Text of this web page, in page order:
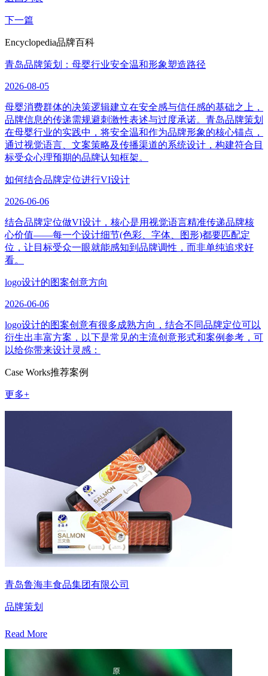
下一篇
Encyclopedia品牌百科
青岛品牌策划：母婴行业安全温和形象塑造路径
2026-08-05
母婴消费群体的决策逻辑建立在安全感与信任感的基础之上，
品牌信息的传递需规避刺激性表述与过度承诺。青岛品牌策划
在母婴行业的实践中，将安全温和作为品牌形象的核心锚点，
通过视觉语言、文案策略及传播渠道的系统设计，构建符合目
标受众心理预期的品牌认知框架。
如何结合品牌定位进行VI设计
2026-06-06
结合品牌定位做VI设计，核心是用视觉语言精准传递品牌核
心价值——每一个设计细节(色彩、字体、图形)都要匹配定
位，让目标受众一眼就能感知到品牌调性，而非单纯追求好
看。
logo设计的图案创意方向
2026-06-06
logo设计的图案创意有很多成熟方向，结合不同品牌定位可以
衍生出丰富方案，以下是常见的主流创意形式和案例参考，可
以给你带来设计灵感：
Case Works推荐案例
更多+
青岛鲁海丰食品集团有限公司
品牌策划
Read More